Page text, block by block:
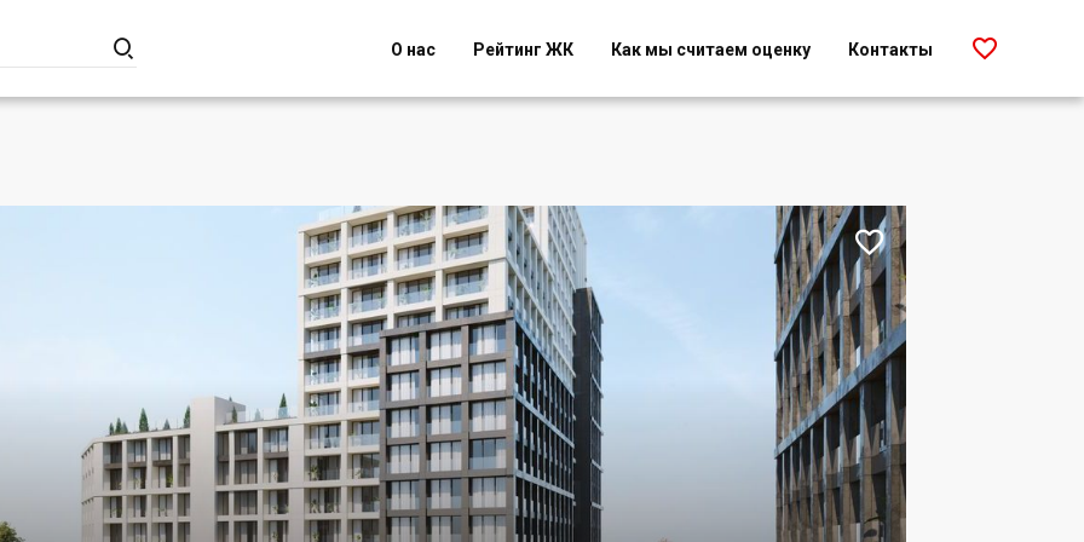
 О нас Рейтинг ЖК Как мы считаем оценку Контакты 
